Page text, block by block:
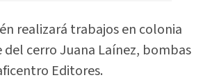
realizará trabajos en colonia
del cerro Juana Laínez, bombas
Editores.